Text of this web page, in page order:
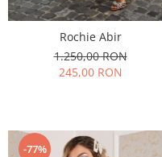
Rochie Abir
1.250,00 RON
245,00 RON
-77%